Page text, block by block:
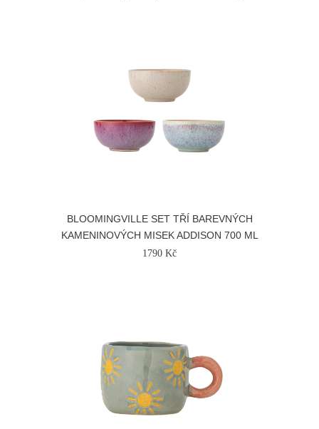
BLOOMINGVILLE SET TŘÍ BAREVNÝCH
KAMENINOVÝCH MISEK ADDISON 700 ML
1790 Kč